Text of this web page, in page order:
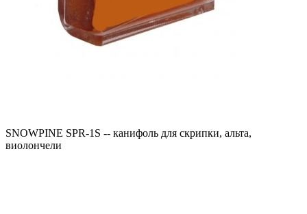
SNOWPINE SPR-1S -- канифоль для скрипки, альта,
виолончели